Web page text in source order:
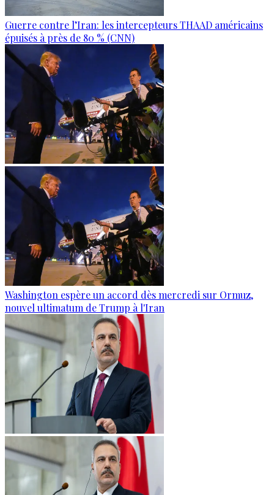
Guerre contre l’Iran: les intercepteurs THAAD américains
épuisés à près de 80 % (CNN)
Washington espère un accord dès mercredi sur Ormuz,
nouvel ultimatum de Trump à l'Iran